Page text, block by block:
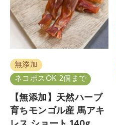
無添加
ネコポスOK 2個まで
【無添加】天然ハーブ
育ちモンゴル産 馬アキ